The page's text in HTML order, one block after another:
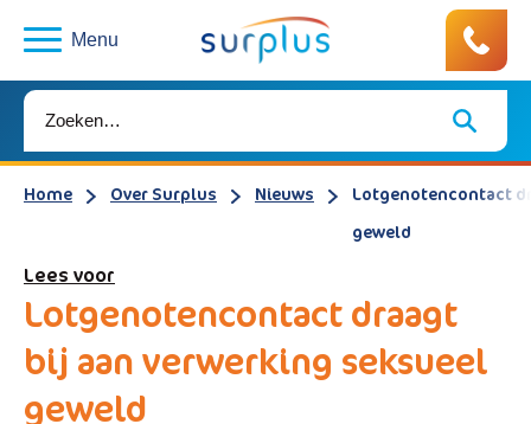
Menu
Home Over Surplus Nieuws
Lotgenotencontact
geweld
Lees voor
Lotgenotencontact draagt
bij aan verwerking seksueel
geweld